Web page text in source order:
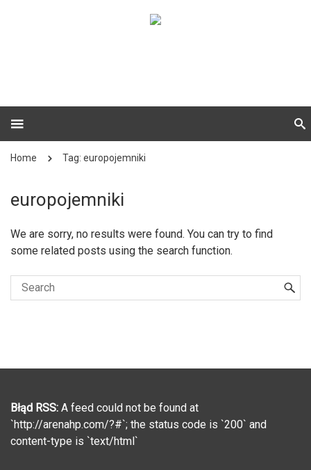
Home Tag: europojemniki
europojemniki
We are sorry, no results were found. You can try to find
some related posts using the search function.
Błąd RSS: A feed could not be found at
`http://arenahp.com/?#`; the status code is `200` and
content-type is `text/html`